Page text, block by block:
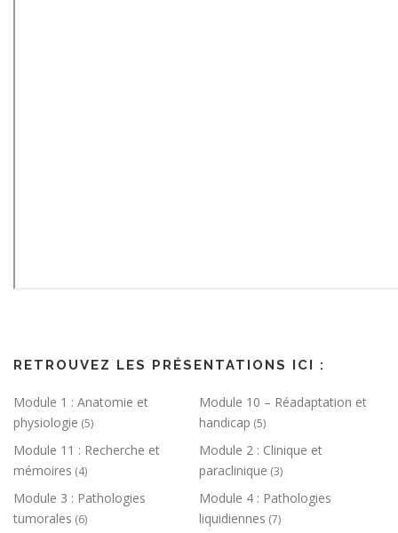
RETROUVEZ LES PRÉSENTATIONS ICI :
Module 1 : Anatomie et
physiologie (5)
Module 10 – Réadaptation et
handicap (5)
Module 11 : Recherche et
mémoires (4)
Module 2 : Clinique et
paraclinique (3)
Module 3 : Pathologies
tumorales (6)
Module 4 : Pathologies
liquidiennes (7)